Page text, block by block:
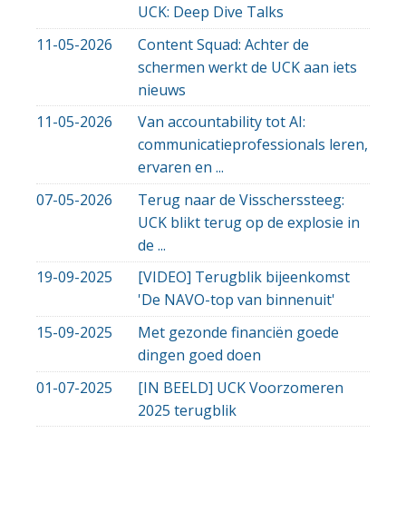
UCK: Deep Dive Talks
11-05-2026
Content Squad: Achter de
schermen werkt de UCK aan iets
nieuws
11-05-2026
Van accountability tot AI:
communicatieprofessionals leren,
ervaren en ...
07-05-2026
Terug naar de Visscherssteeg:
UCK blikt terug op de explosie in
de ...
19-09-2025
[VIDEO] Terugblik bijeenkomst
'De NAVO-top van binnenuit'
15-09-2025
Met gezonde financiën goede
dingen goed doen
01-07-2025
[IN BEELD] UCK Voorzomeren
2025 terugblik